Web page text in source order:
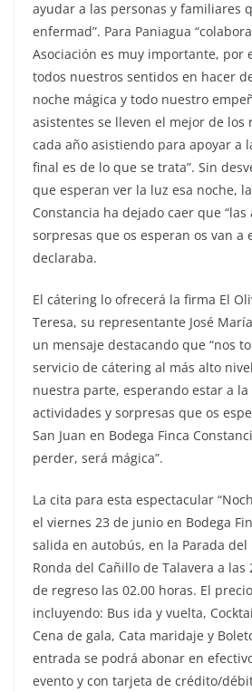
ayudar a las personas y familiares
enfermad”. Para Paniagua
Asociación es muy importante, por
todos nuestros sentidos en hacer
noche mágica y todo nuestro
asistentes se lleven el mejor de los
cada año asistiendo para apoyar a
final es de lo que se trata”. Sin
que esperan ver la luz esa noche,
Constancia ha dejado caer que
sorpresas que os esperan os van a
declaraba.
El cátering lo ofrecerá la firma El
Teresa, su representante José
un mensaje destacando que “nos
servicio de cátering al más alto
nuestra parte, esperando estar a
actividades y sorpresas que os
San Juan en Bodega Finca
perder, será mágica”.
La cita para esta espectacular
el viernes 23 de junio en Bodega
salida en autobús, en la Parada del
Ronda del Cañillo de Talavera a las
de regreso las 02.00 horas. El
incluyendo: Bus ida y vuelta,
Cena de gala, Cata maridaje y
entrada se podrá abonar en
evento y con tarjeta de crédito/